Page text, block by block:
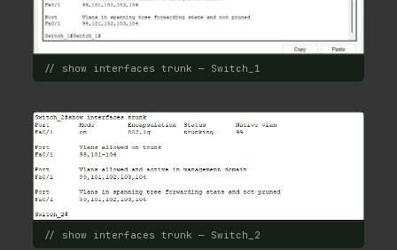
// show interfaces trunk — Switch_1
// show interfaces trunk — Switch_2